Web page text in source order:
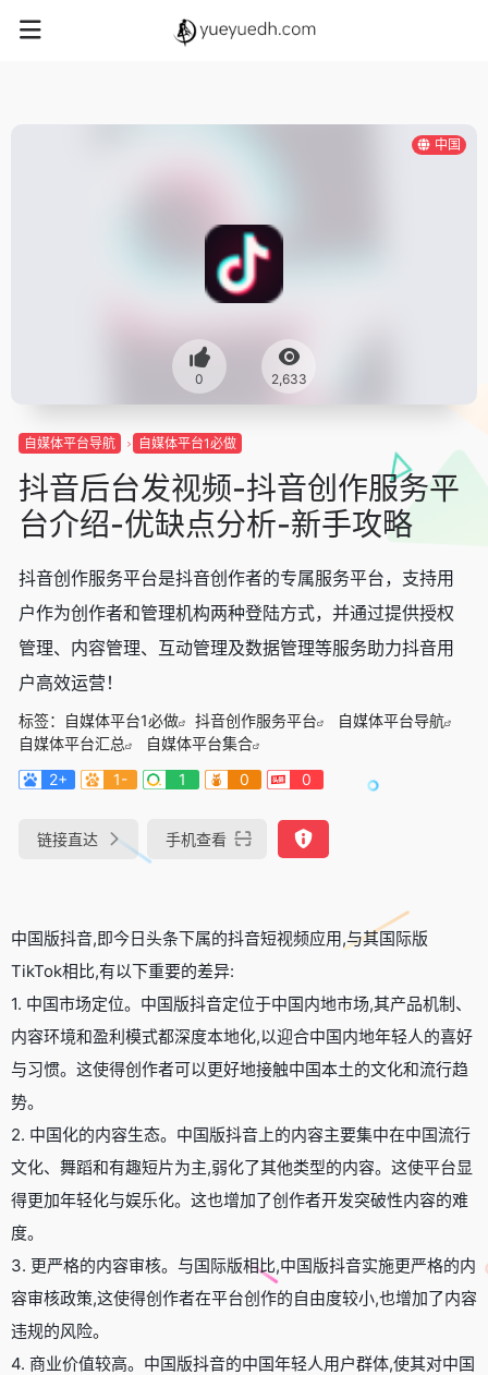
中国
0 2,633
自媒体平台导航 自媒体平台1必做
抖音后台发视频-抖音创作服务平
台介绍-优缺点分析-新手攻略
抖音创作服务平台是抖音创作者的专属服务平台，支持用
户作为创作者和管理机构两种登陆方式，并通过提供授权
管理、内容管理、互动管理及数据管理等服务助力抖音用
户高效运营！
标签： 自媒体平台1必做 抖音创作服务平台
自媒体平台导航
自媒体平台汇总
自媒体平台集合
2+
1- 1 0 0
链接直达 手机查看
中国版抖音,即今日头条下属的抖音短视频应用,与其国际版
TikTok相比,有以下重要的差异:
1. 中国市场定位。中国版抖音定位于中国内地市场,其产品机制、
内容环境和盈利模式都深度本地化,以迎合中国内地年轻人的喜好
与习惯。这使得创作者可以更好地接触中国本土的文化和流行趋
势。
2. 中国化的内容生态。中国版抖音上的内容主要集中在中国流行
文化、舞蹈和有趣短片为主,弱化了其他类型的内容。这使平台显
得更加年轻化与娱乐化。这也增加了创作者开发突破性内容的难
度。
3. 更严格的内容审核。与国际版相比,中国版抖音实施更严格的内
容审核政策,这使得创作者在平台创作的自由度较小,也增加了内容
违规的风险。
4. 商业价值较高。中国版抖音的中国年轻人用户群体,使其对中国